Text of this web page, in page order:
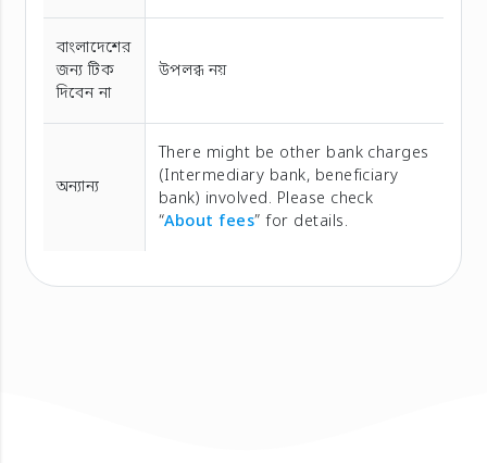
বাংলাদেশের
জন্য টিক
দিবেন না
উপলব্ধ নয়
অন্যান্য
There might be other bank charges
(Intermediary bank, beneficiary
bank) involved. Please check
“About fees” for details.